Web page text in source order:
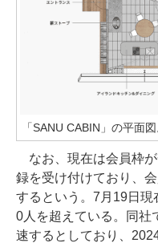
「SANU CABIN」の平面
なお、現在は会員枠
録を受け付けており、
するという。7月19日
0人を超えている。同社
速するとしており、